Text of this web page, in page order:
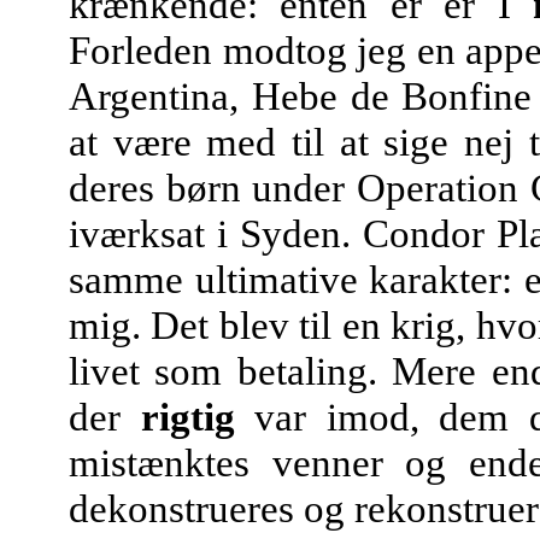
Forleden modtog jeg en
Argentina, Hebe de
at være med til at sige nej
deres børn under
iværksat i Syden. Condor
samme ultimative karakter:
mig. Det blev til en krig,
livet som betaling. Mere
der rigtig var imod, dem
mistænktes venner og
dekonstrueres og